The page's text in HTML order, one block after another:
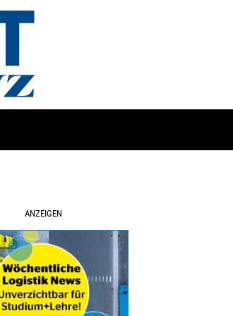
ANZEIGEN